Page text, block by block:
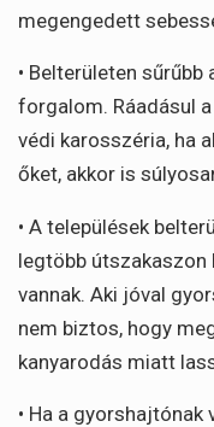
megengedett
• Belterületen
forgalom. Ráadásul
védi karosszéria, ha
őket, akkor is
• A települések
legtöbb útszakaszon
vannak. Aki jóval
nem biztos, hogy
kanyarodás miatt
• Ha a gyorshajtónak